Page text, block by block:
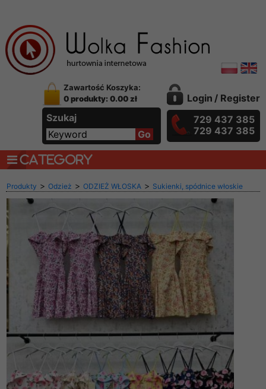
Zawartość Koszyka:
0 produkty: 0.00 zł
Szukaj
Login / Register
729 437 385
729 437 385
CATEGORY
Produkty > Odzież > ODZIEŻ WŁOSKA > Sukienki, spódnice włoskie